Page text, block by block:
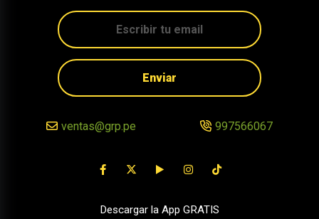
Enviar
ventas@grp.pe 997566067
Descargar la App GRATIS